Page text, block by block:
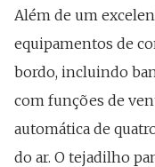
Além de um
equipamentos de
bordo, incluindo
com funções de
automática de
do ar. O tejadilho